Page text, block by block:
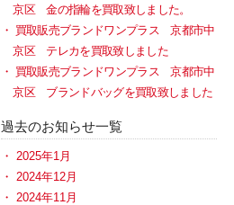
京区 金の指輪を買取致しました。
買取販売ブランドワンプラス 京都市中
京区 テレカを買取致しました
買取販売ブランドワンプラス 京都市中
京区 ブランドバッグを買取致しました
過去のお知らせ一覧
2025年1月
2024年12月
2024年11月